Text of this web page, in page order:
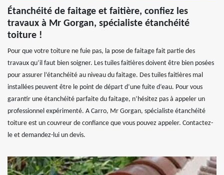
Étanchéité de faitage et faitière, confiez les
travaux à Mr Gorgan, spécialiste étanchéité
toiture !
Pour que votre toiture ne fuie pas, la pose de faitage fait partie des
travaux qu’il faut bien soigner. Les tuiles faitières doivent être bien posées
pour assurer l’étanchéité au niveau du faitage. Des tuiles faitières mal
installées peuvent être le point de départ d’une fuite d’eau. Pour vous
garantir une étanchéité parfaite du faitage, n’hésitez pas à appeler un
professionnel expérimenté. A Carro, Mr Gorgan, spécialiste étanchéité
toiture est un couvreur de confiance que vous pouvez appeler. Contactez-
le et demandez-lui un devis.